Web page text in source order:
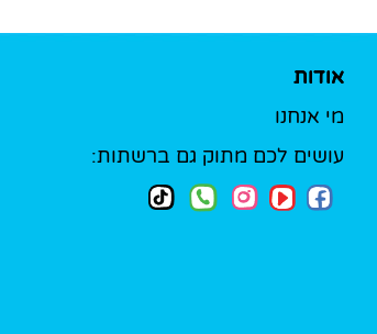
אודות
מי אנחנו
עושים לכם מתוק גם ברשתות: